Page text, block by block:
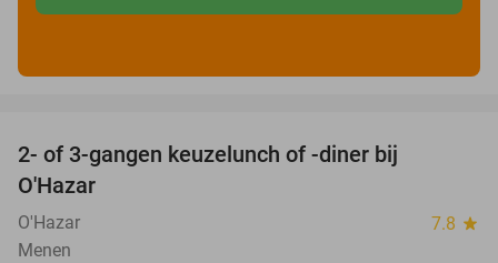
2- of 3-gangen keuzelunch of -diner bij
O'Hazar
O'Hazar 7.8 star
Menen